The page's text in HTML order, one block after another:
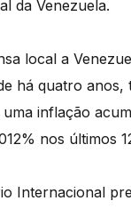
da Venezuela.
local a
há quatro anos,
inflação
nos últimos
Internacional